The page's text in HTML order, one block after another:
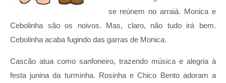
se reúnem no arraiá. Monica e
Cebolinha são os noivos. Mas, claro, não tudo irá bem.
Cebolinha acaba fugindo das garras de Monica.
Cascão atua como sanfoneiro, trazendo música e alegria à
festa junina da turminha. Rosinha e Chico Bento adoram a